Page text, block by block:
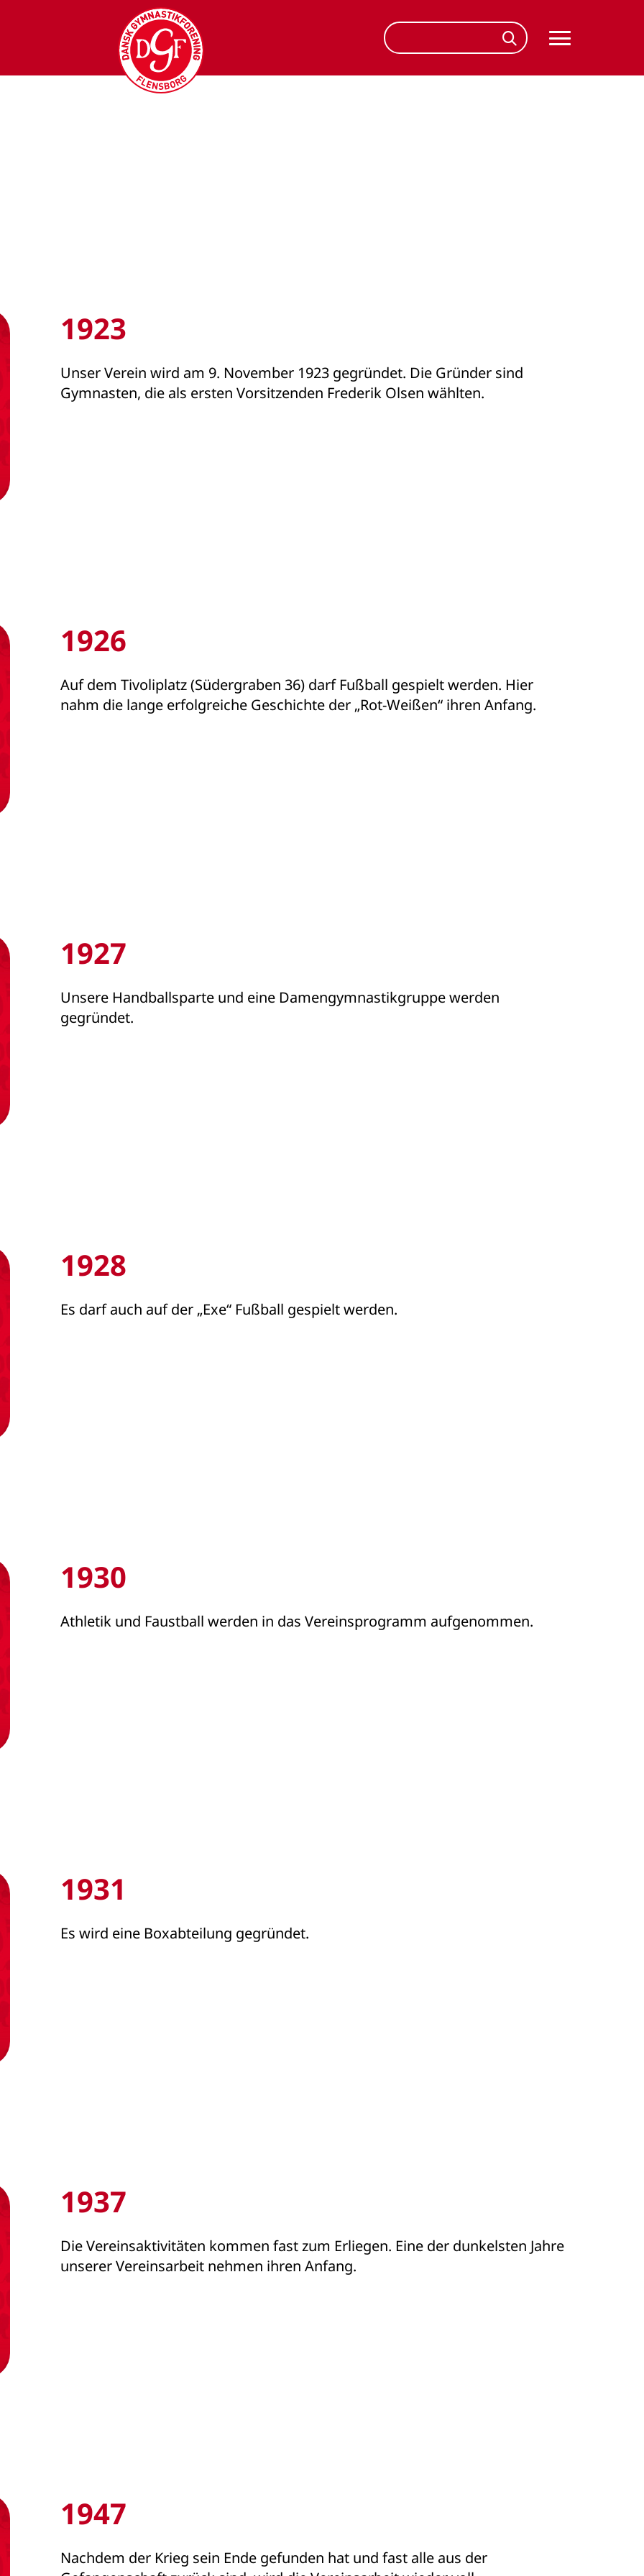
1923
Unser Verein wird am 9. November 1923 gegründet. Die Gründer sind
Gymnasten, die als ersten Vorsitzenden Frederik Olsen wählten.
1926
Auf dem Tivoliplatz (Südergraben 36) darf Fußball gespielt werden. Hier
nahm die lange erfolgreiche Geschichte der „Rot-Weißen“ ihren Anfang.
1927
Unsere Handballsparte und eine Damengymnastikgruppe werden
gegründet.
1928
Es darf auch auf der „Exe“ Fußball gespielt werden.
1930
Athletik und Faustball werden in das Vereinsprogramm aufgenommen.
1931
Es wird eine Boxabteilung gegründet.
1937
Die Vereinsaktivitäten kommen fast zum Erliegen. Eine der dunkelsten Jahre
unserer Vereinsarbeit nehmen ihren Anfang.
1947
Nachdem der Krieg sein Ende gefunden hat und fast alle aus der